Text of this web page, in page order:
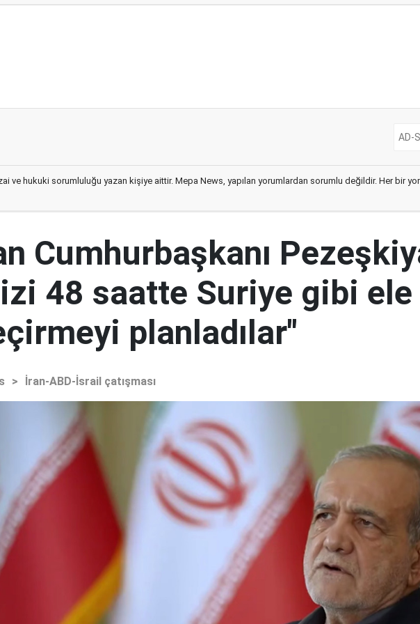
ve hukuki sorumluluğu yazan kişiye aittir. Mepa News, yapılan yorumlardan sorumlu değildir. Her bir
Cumhurbaşkanı
48 saatte Suriye gibi ele
planladılar"
> İran-ABD-İsrail çatışması